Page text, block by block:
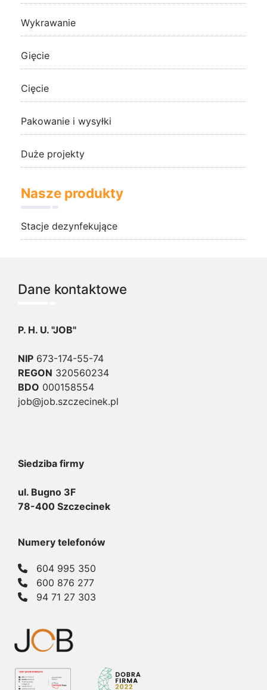
Wykrawanie
Gięcie
Cięcie
Pakowanie i wysyłki
Duże projekty
Nasze produkty
Stacje dezynfekujące
Dane kontaktowe
P. H. U. "JOB"
NIP 673-174-55-74
REGON 320560234
BDO 000158554
job@job.szczecinek.pl
Siedziba firmy
ul. Bugno 3F
78-400 Szczecinek
Numery telefonów
604 995 350
600 876 277
94 71 27 303